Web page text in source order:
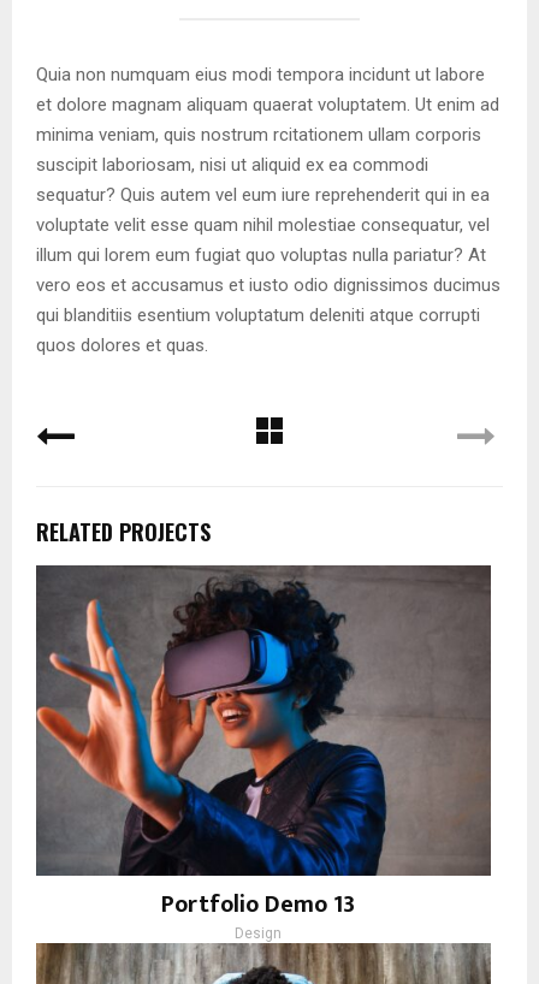
Quia non numquam eius modi tempora incidunt ut labore
et dolore magnam aliquam quaerat voluptatem. Ut enim ad
minima veniam, quis nostrum rcitationem ullam corporis
suscipit laboriosam, nisi ut aliquid ex ea commodi
sequatur? Quis autem vel eum iure reprehenderit qui in ea
voluptate velit esse quam nihil molestiae consequatur, vel
illum qui lorem eum fugiat quo voluptas nulla pariatur? At
vero eos et accusamus et iusto odio dignissimos ducimus
qui blanditiis esentium voluptatum deleniti atque corrupti
quos dolores et quas.
RELATED PROJECTS
Portfolio Demo 13
Design